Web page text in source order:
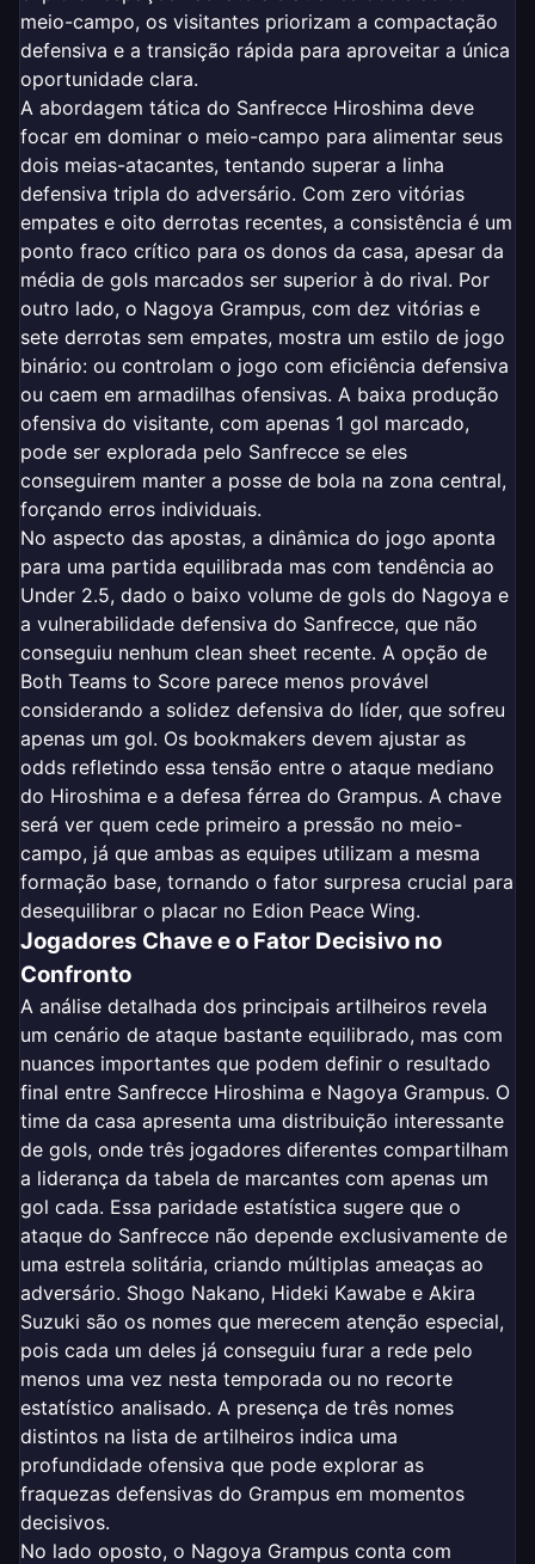
meio-campo, os visitantes priorizam a compactação
defensiva e a transição rápida para aproveitar a única
oportunidade clara.
A abordagem tática do Sanfrecce Hiroshima deve
focar em dominar o meio-campo para alimentar seus
dois meias-atacantes, tentando superar a linha
defensiva tripla do adversário. Com zero vitórias
empates e oito derrotas recentes, a consistência é um
ponto fraco crítico para os donos da casa, apesar da
média de gols marcados ser superior à do rival. Por
outro lado, o Nagoya Grampus, com dez vitórias e
sete derrotas sem empates, mostra um estilo de jogo
binário: ou controlam o jogo com eficiência defensiva
ou caem em armadilhas ofensivas. A baixa produção
ofensiva do visitante, com apenas 1 gol marcado,
pode ser explorada pelo Sanfrecce se eles
conseguirem manter a posse de bola na zona central,
forçando erros individuais.
No aspecto das apostas, a dinâmica do jogo aponta
para uma partida equilibrada mas com tendência ao
Under 2.5, dado o baixo volume de gols do Nagoya e
a vulnerabilidade defensiva do Sanfrecce, que não
conseguiu nenhum clean sheet recente. A opção de
Both Teams to Score parece menos provável
considerando a solidez defensiva do líder, que sofreu
apenas um gol. Os bookmakers devem ajustar as
odds refletindo essa tensão entre o ataque mediano
do Hiroshima e a defesa férrea do Grampus. A chave
será ver quem cede primeiro a pressão no meio-
campo, já que ambas as equipes utilizam a mesma
formação base, tornando o fator surpresa crucial para
desequilibrar o placar no Edion Peace Wing.
Jogadores Chave e o Fator Decisivo no
Confronto
A análise detalhada dos principais artilheiros revela
um cenário de ataque bastante equilibrado, mas com
nuances importantes que podem definir o resultado
final entre Sanfrecce Hiroshima e Nagoya Grampus. O
time da casa apresenta uma distribuição interessante
de gols, onde três jogadores diferentes compartilham
a liderança da tabela de marcantes com apenas um
gol cada. Essa paridade estatística sugere que o
ataque do Sanfrecce não depende exclusivamente de
uma estrela solitária, criando múltiplas ameaças ao
adversário. Shogo Nakano, Hideki Kawabe e Akira
Suzuki são os nomes que merecem atenção especial,
pois cada um deles já conseguiu furar a rede pelo
menos uma vez nesta temporada ou no recorte
estatístico analisado. A presença de três nomes
distintos na lista de artilheiros indica uma
profundidade ofensiva que pode explorar as
fraquezas defensivas do Grampus em momentos
decisivos.
No lado oposto, o Nagoya Grampus conta com